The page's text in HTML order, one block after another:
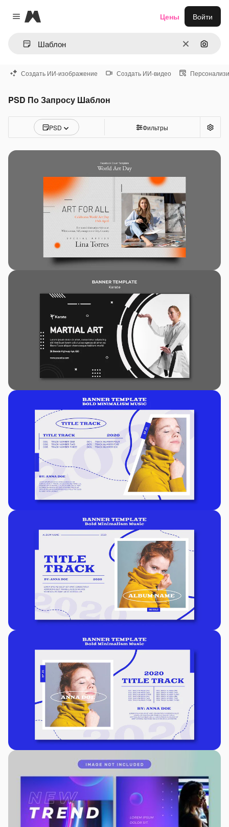
Close menu
Magnific
ОчиститьПоиск
Цены Войти
Создать ИИ-изображение Создать ИИ-видео
PSD По Запросу Шаблон
PSD Фильтры